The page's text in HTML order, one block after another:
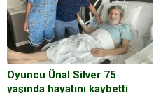
Oyuncu Ünal Silver 75
yaşında hayatını kaybetti